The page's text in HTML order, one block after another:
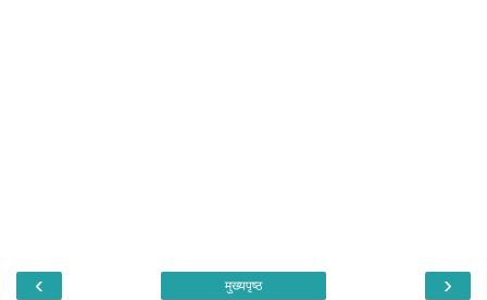
‹ ›
मुख्यपृष्ठ